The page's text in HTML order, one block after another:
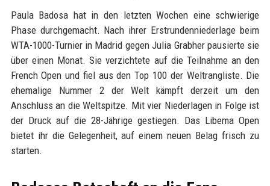
Paula Badosa hat in den letzten Wochen eine schwierige
Phase durchgemacht. Nach ihrer Erstrundenniederlage beim
WTA-1000-Turnier in Madrid gegen Julia Grabher pausierte sie
über einen Monat. Sie verzichtete auf die Teilnahme an den
French Open und fiel aus den Top 100 der Weltrangliste. Die
ehemalige Nummer 2 der Welt kämpft derzeit um den
Anschluss an die Weltspitze. Mit vier Niederlagen in Folge ist
der Druck auf die 28-Jährige gestiegen. Das Libema Open
bietet ihr die Gelegenheit, auf einem neuen Belag frisch zu
starten.